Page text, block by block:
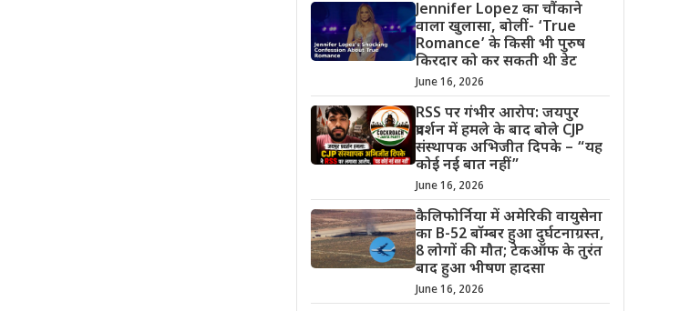
Jennifer Lopez का चौंकाने
वाला खुलासा, बोलीं- ‘True
Romance’ के किसी भी पुरुष
किरदार को कर सकती थी डेट
June 16, 2026
RSS पर गंभीर आरोप: जयपुर
प्रदर्शन में हमले के बाद बोले CJP
संस्थापक अभिजीत दिपके – “यह
कोई नई बात नहीं”
June 16, 2026
कैलिफोर्निया में अमेरिकी वायुसेना
का B-52 बॉम्बर हुआ दुर्घटनाग्रस्त,
8 लोगों की मौत; टेकऑफ के तुरंत
बाद हुआ भीषण हादसा
June 16, 2026